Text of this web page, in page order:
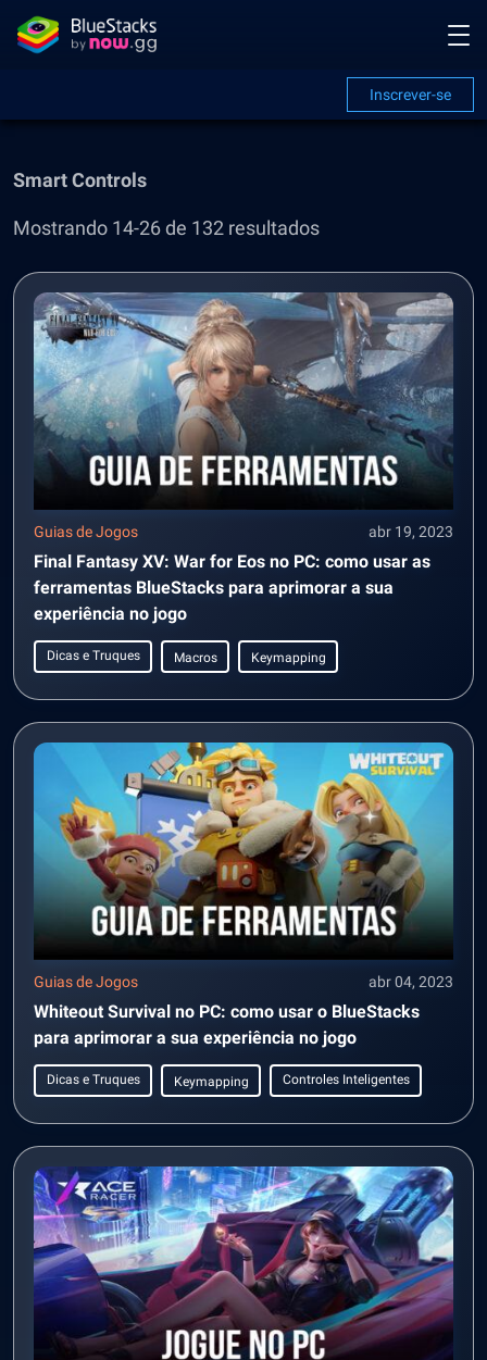
Inscrever-se
Smart Controls
Mostrando 14-26 de 132 resultados
Guias de Jogos abr 19, 2023
Final Fantasy XV: War for Eos no PC: como usar as
ferramentas BlueStacks para aprimorar a sua
experiência no jogo
Dicas e Truques Macros Keymapping
Guias de Jogos abr 04, 2023
Whiteout Survival no PC: como usar o BlueStacks
para aprimorar a sua experiência no jogo
Dicas e Truques Keymapping Controles Inteligentes